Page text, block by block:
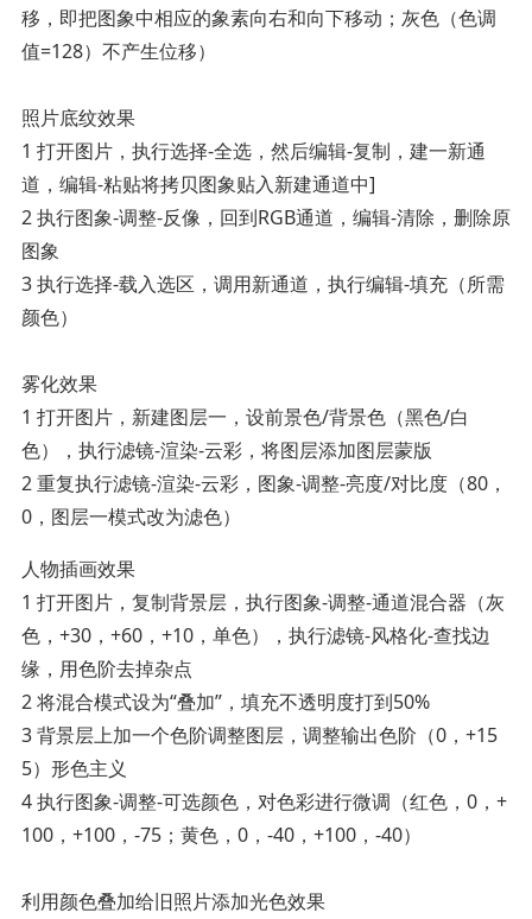
移，即把图象中相应的象素向右和向下移动；灰色（色调
值=128）不产生位移）
照片底纹效果
1 打开图片，执行选择-全选，然后编辑-复制，建一新通
道，编辑-粘贴将拷贝图象贴入新建通道中]
2 执行图象-调整-反像，回到RGB通道，编辑-清除，删除原
图象
3 执行选择-载入选区，调用新通道，执行编辑-填充（所需
颜色）
雾化效果
1 打开图片，新建图层一，设前景色/背景色（黑色/白
色），执行滤镜-渲染-云彩，将图层添加图层蒙版
2 重复执行滤镜-渲染-云彩，图象-调整-亮度/对比度（80，
0，图层一模式改为滤色）
人物插画效果
1 打开图片，复制背景层，执行图象-调整-通道混合器（灰
色，+30，+60，+10，单色），执行滤镜-风格化-查找边
缘，用色阶去掉杂点
2 将混合模式设为“叠加”，填充不透明度打到50%
3 背景层上加一个色阶调整图层，调整输出色阶（0，+15
5）形色主义
4 执行图象-调整-可选颜色，对色彩进行微调（红色，0，+
100，+100，-75；黄色，0，-40，+100，-40）
利用颜色叠加给旧照片添加光色效果